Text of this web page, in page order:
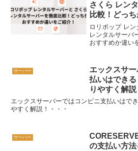
さくら レン
比較！どっ
ご紹介！
ロリポップ レ
レンタルサーバ
おすすめか違い
サーバー
エックスサ
払いはでき
りやすく解説
エックスサーバーではコンビニ支払いはで
やすく解説！・・・
サーバー
の支払い方